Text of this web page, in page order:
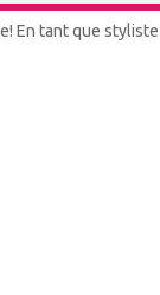
tant que